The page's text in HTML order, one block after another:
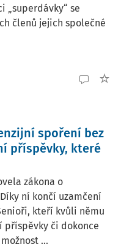
„superdávky“ se
členů jejich společné
spoření bez
příspěvky, které
zákona o
ní končí uzamčení
kteří kvůli němu
či dokonce
...